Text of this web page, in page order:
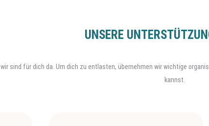
UNSERE
sind für dich da. Um dich zu entlasten, übernehmen wir wichtige
kannst.